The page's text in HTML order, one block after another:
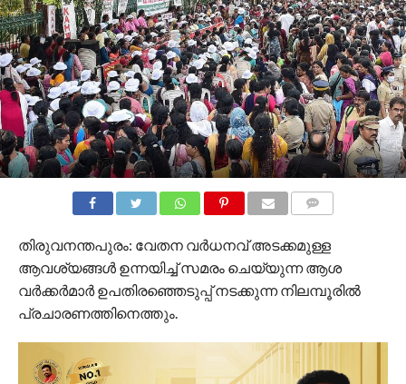
തിരുവനന്തപുരം: വേതന വര്‍ധനവ് അടക്കമുള്ള
ആവശ്യങ്ങള്‍ ഉന്നയിച്ച് സമരം ചെയ്യുന്ന ആശ
വര്‍ക്കര്‍മാര്‍ ഉപതിരഞ്ഞെടുപ്പ് നടക്കുന്ന നിലമ്പൂരില്‍
പ്രചാരണത്തിനെത്തും.